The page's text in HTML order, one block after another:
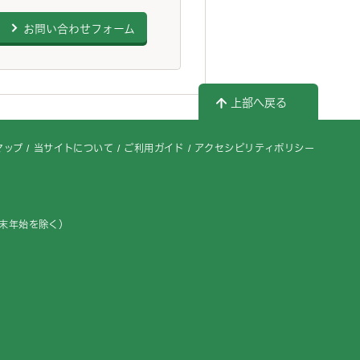
お問い合わせフォーム
上部へ戻る
ップ 当サイトについて ご利用ガイド アクセシビリティポリシー
年始を除く）